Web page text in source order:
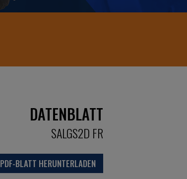
DATENBLATT
SALGS2D FR
PDF-BLATT HERUNTERLADEN